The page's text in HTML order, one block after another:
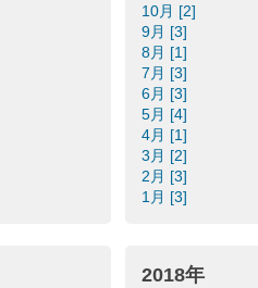
10月 [2]
9月 [3]
8月 [1]
7月 [3]
6月 [3]
5月 [4]
4月 [1]
3月 [2]
2月 [3]
1月 [3]
2018年